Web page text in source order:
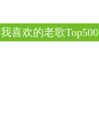
我喜欢的老歌Top500